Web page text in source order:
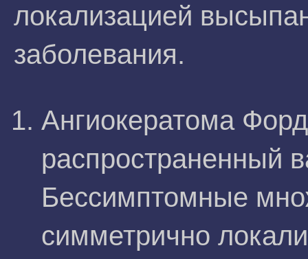
локализацией
заболевания.
Ангиокератома
распространенный
Бессимптомные
симметрично